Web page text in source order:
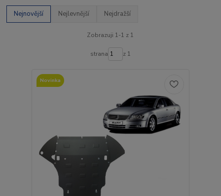
Nejnovější Nejlevnější Nejdražší
Zobrazuji 1-1 z 1
strana z 1
Novinka